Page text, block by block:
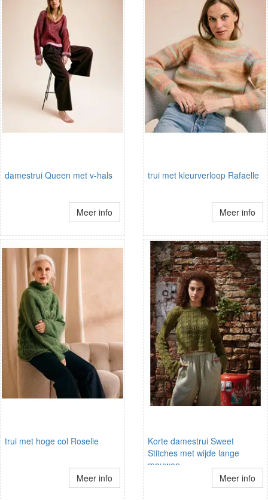
damestrui Queen met v-hals
Meer info
trui met kleurverloop Rafaelle
Meer info
trui met hoge col Roselie
Meer info
Korte damestrui Sweet
Stitches met wijde lange
mouwen
Meer info